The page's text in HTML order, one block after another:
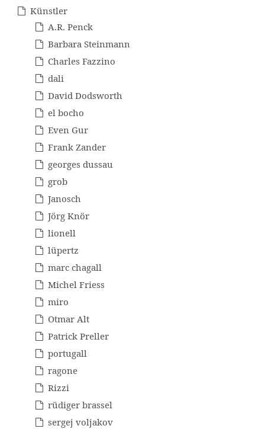
Künstler
A.R. Penck
Barbara Steinmann
Charles Fazzino
dali
David Dodsworth
el bocho
Even Gur
Frank Zander
georges dussau
grob
Janosch
Jörg Knör
lionell
lüpertz
marc chagall
Michel Friess
miro
Otmar Alt
Patrick Preller
portugall
ragone
Rizzi
rüdiger brassel
sergej voljakov